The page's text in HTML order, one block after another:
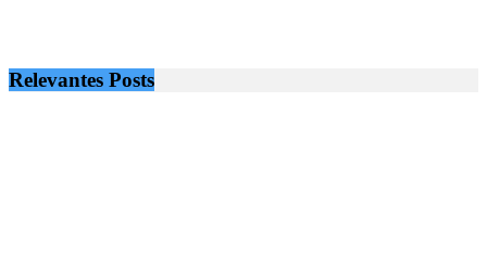
Relevantes Posts